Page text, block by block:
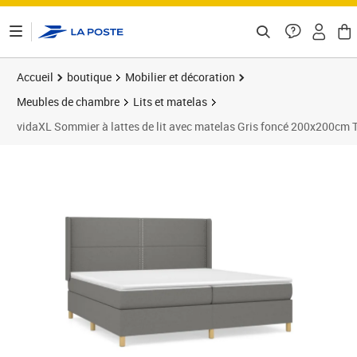
Accueil boutique
Mobilier et décoration
Meubles de chambre
Lits et matelas
vidaXL Sommier à lattes de lit avec matelas Gris foncé 200x200cm